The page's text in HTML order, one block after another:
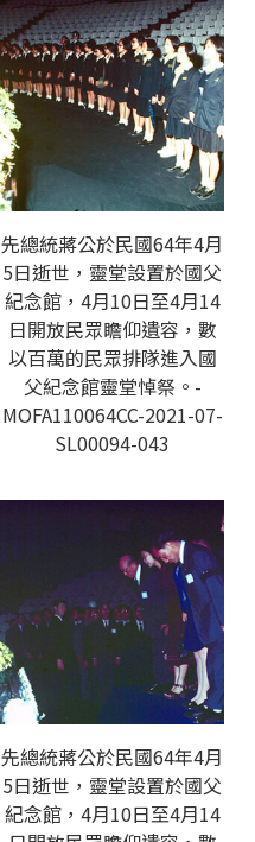
先總統蔣公於民國64年4月
5日逝世，靈堂設置於國父
紀念館，4月10日至4月14
日開放民眾瞻仰遺容，數
以百萬的民眾排隊進入國
父紀念館靈堂悼祭。-
MOFA110064CC-2021-07-
SL00094-043
先總統蔣公於民國64年4月
5日逝世，靈堂設置於國父
紀念館，4月10日至4月14